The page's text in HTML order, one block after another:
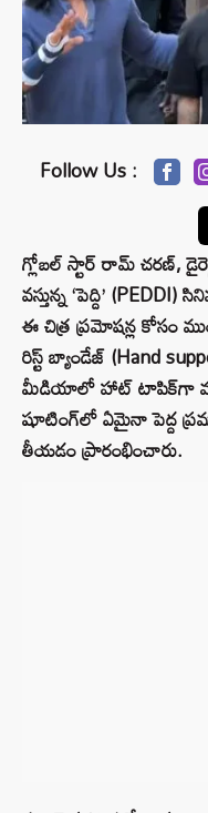
Follow Us :
గ్లోబల్ స్టార్ రామ్ చరణ్,
వస్తున్న ‘పెద్ది’
ఈ చిత్ర ప్రమోషన్ల కోసం
రిస్ట్ బ్యాండేజ్ (Hand
మీడియాలో హాట్ టాపిక్‌గా
షూటింగ్‌లో ఏమైనా పెద్ద
తీయడం ప్రారంభించారు.